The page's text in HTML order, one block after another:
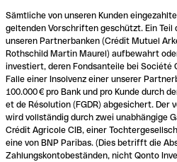
Sämtliche von unseren Kunden
geltenden Vorschriften geschützt. Ein
unseren Partnerbanken (Crédit Mutuel
Rothschild Martin Maurel) aufbewahrt
investiert, deren Fondsanteile bei Société
Falle einer Insolvenz einer unserer
100.000 € pro Bank und pro Kunde durch
et de Résolution (FGDR) abgesichert. Der
wird vollständig durch zwei unabhängige
Crédit Agricole CIB, einer
eine von BNP Paribas. (Dies betrifft die
Zahlungskontobeständen, nicht Qonto